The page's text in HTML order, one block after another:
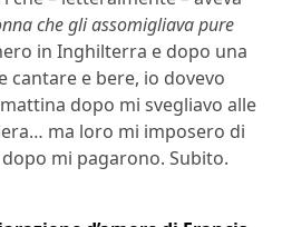
che gli assomigliava pure
in Inghilterra e dopo una
cantare e bere, io dovevo
dopo mi svegliavo alle
ma loro mi imposero di
mi pagarono. Subito.